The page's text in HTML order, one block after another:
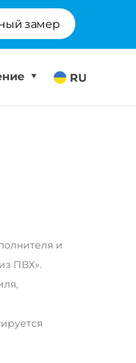
замер
RU
и
ПВХ».